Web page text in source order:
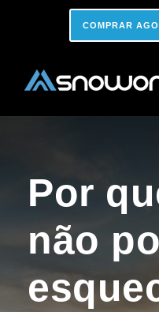
COMPRAR
Por
não